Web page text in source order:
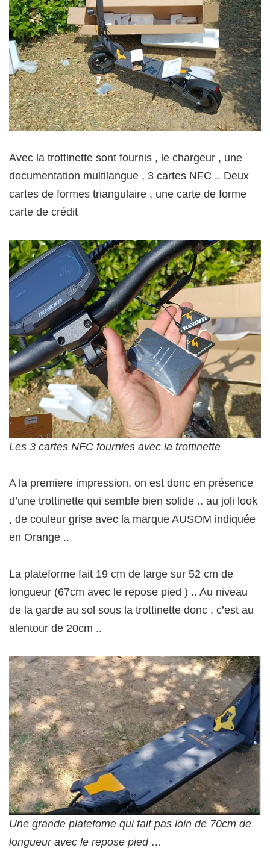
Avec la trottinette sont fournis , le chargeur , une
documentation multilangue , 3 cartes NFC .. Deux
cartes de formes triangulaire , une carte de forme
carte de crédit
Les 3 cartes NFC fournies avec la trottinette
A la premiere impression, on est donc en présence
d’une trottinette qui semble bien solide .. au joli look
, de couleur grise avec la marque AUSOM indiquée
en Orange ..
La plateforme fait 19 cm de large sur 52 cm de
longueur (67cm avec le repose pied ) .. Au niveau
de la garde au sol sous la trottinette donc , c’est au
alentour de 20cm ..
Une grande platefome qui fait pas loin de 70cm de
longueur avec le repose pied …